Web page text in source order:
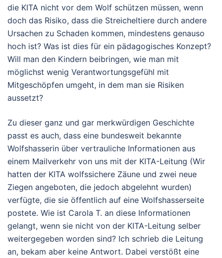
die KITA nicht vor dem Wolf schützen müssen, wenn
doch das Risiko, dass die Streicheltiere durch andere
Ursachen zu Schaden kommen, mindestens genauso
hoch ist? Was ist dies für ein pädagogisches Konzept?
Will man den Kindern beibringen, wie man mit
möglichst wenig Verantwortungsgefühl mit
Mitgeschöpfen umgeht, in dem man sie Risiken
aussetzt?
Zu dieser ganz und gar merkwürdigen Geschichte
passt es auch, dass eine bundesweit bekannte
Wolfshasserin über vertrauliche Informationen aus
einem Mailverkehr von uns mit der KITA-Leitung (Wir
hatten der KITA wolfssichere Zäune und zwei neue
Ziegen angeboten, die jedoch abgelehnt wurden)
verfügte, die sie öffentlich auf eine Wolfshasserseite
postete. Wie ist Carola T. an diese Informationen
gelangt, wenn sie nicht von der KITA-Leitung selber
weitergegeben worden sind? Ich schrieb die Leitung
an, bekam aber keine Antwort. Dabei verstößt eine